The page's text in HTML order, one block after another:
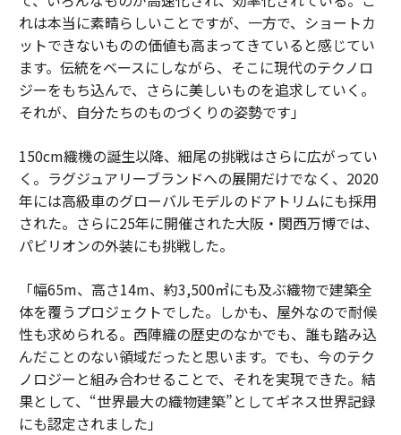
れは本当に素晴らしいことですが、一方で、ショートカ
ットできないものの価値も高まってきていると感じてい
ます。伝統をベースにしながら、そこに現代のテクノロ
ジーをもち込んで、さらに美しいものを追求していく。
それが、自分たちのものづくりの姿勢です」
150cm織機の誕生以降、細尾の挑戦はさらに広がってい
く。ラグジュアリーブランドへの展開だけでなく、2020
年には高級車のグローバルモデルのドアトリムにも採用
された。さらに25年に開催された大阪・関西万博では、
パビリオンの外装にも挑戦した。
「幅65m、高さ14m、約3,500㎡にも及ぶ織物で建築全
体を覆うプロジェクトでした。しかも、屋外なので耐候
性も求められる。西陣織の歴史のなかでも、誰も踏み込
んだことのない領域だったと思います。でも、今のテク
ノロジーと組み合わせることで、それを実現できた。結
果として、“世界最大の織物建築”としてギネス世界記録
にも認定されました」